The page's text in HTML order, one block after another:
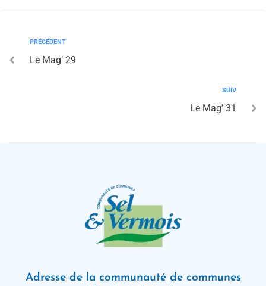
PRÉCÉDENT
Le Mag’ 29
SUIV
Le Mag’ 31
Adresse de la communauté de communes